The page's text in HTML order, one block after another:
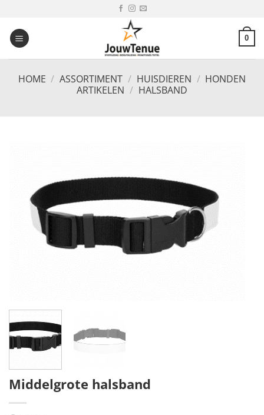
inhoud
0
HOME / ASSORTIMENT / HUISDIEREN / HONDEN
ARTIKELEN / HALSBAND
Middelgrote halsband